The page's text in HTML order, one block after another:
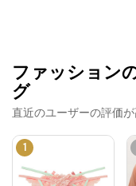
ファッション
グ
直近のユーザーの評価
1